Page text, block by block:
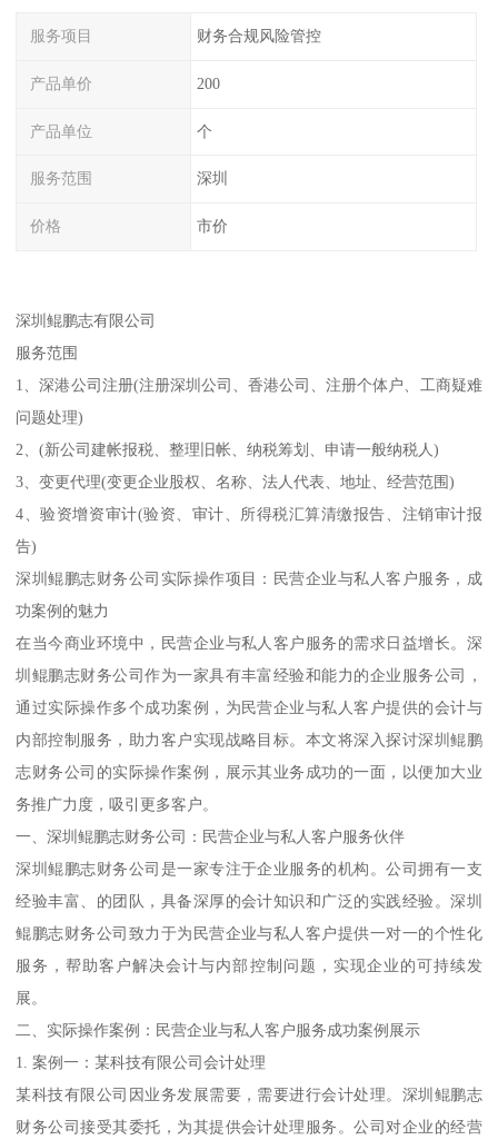
服务项目 财务合规风险管控
产品单价 200
产品单位 个
服务范围 深圳
价格 市价
深圳鲲鹏志有限公司
服务范围
1、深港公司注册(注册深圳公司、香港公司、注册个体户、工商疑难
问题处理)
2、(新公司建帐报税、整理旧帐、纳税筹划、申请一般纳税人)
3、变更代理(变更企业股权、名称、法人代表、地址、经营范围)
4、验资增资审计(验资、审计、所得税汇算清缴报告、注销审计报
告)
深圳鲲鹏志财务公司实际操作项目：民营企业与私人客户服务，成
功案例的魅力
在当今商业环境中，民营企业与私人客户服务的需求日益增长。深
圳鲲鹏志财务公司作为一家具有丰富经验和能力的企业服务公司，
通过实际操作多个成功案例，为民营企业与私人客户提供的会计与
内部控制服务，助力客户实现战略目标。本文将深入探讨深圳鲲鹏
志财务公司的实际操作案例，展示其业务成功的一面，以便加大业
务推广力度，吸引更多客户。
一、深圳鲲鹏志财务公司：民营企业与私人客户服务伙伴
深圳鲲鹏志财务公司是一家专注于企业服务的机构。公司拥有一支
经验丰富、的团队，具备深厚的会计知识和广泛的实践经验。深圳
鲲鹏志财务公司致力于为民营企业与私人客户提供一对一的个性化
服务，帮助客户解决会计与内部控制问题，实现企业的可持续发
展。
二、实际操作案例：民营企业与私人客户服务成功案例展示
1. 案例一：某科技有限公司会计处理
某科技有限公司因业务发展需要，需要进行会计处理。深圳鲲鹏志
财务公司接受其委托，为其提供会计处理服务。公司对企业的经营